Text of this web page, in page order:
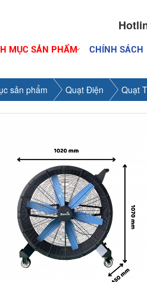
MỤC SẢN PHẨM CHÍNH SÁCH
sản phẩm Quạt Điện Quạt